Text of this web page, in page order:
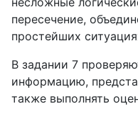
пересечение,
простейших
В задании 7
информацию,
также выполнять